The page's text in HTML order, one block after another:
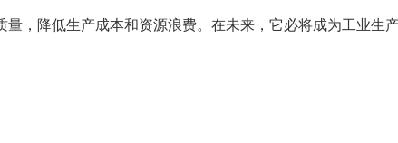
，降低生产成本和资源浪费。在未来，它必将成为工业生